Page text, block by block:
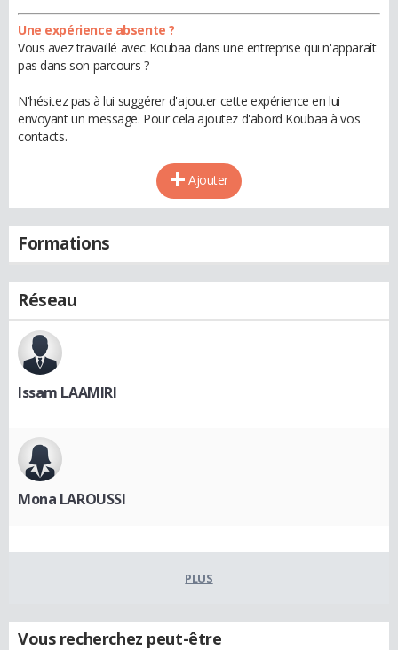
Une expérience absente ?
Vous avez travaillé avec Koubaa dans une entreprise qui n'apparaît
pas dans son parcours ?
N'hésitez pas à lui suggérer d'ajouter cette expérience en lui
envoyant un message. Pour cela ajoutez d'abord Koubaa à vos
contacts.
Ajouter
Formations
Réseau
Issam LAAMIRI
Mona LAROUSSI
PLUS
Vous recherchez peut-être